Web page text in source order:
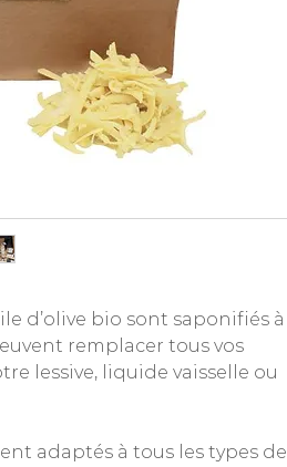
d’olive bio sont saponifiés à
remplacer tous vos
lessive, liquide vaisselle ou
adaptés à tous les types de